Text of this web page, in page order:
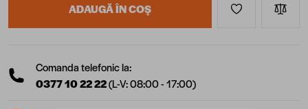
ADAUGĂ ÎN COȘ
Comanda telefonic la:
0377 10 22 22(L-V: 08:00 - 17:00)